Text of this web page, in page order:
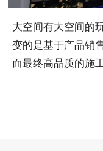
大空间有大空间的
变的是基于产品销
而最终高品质的施